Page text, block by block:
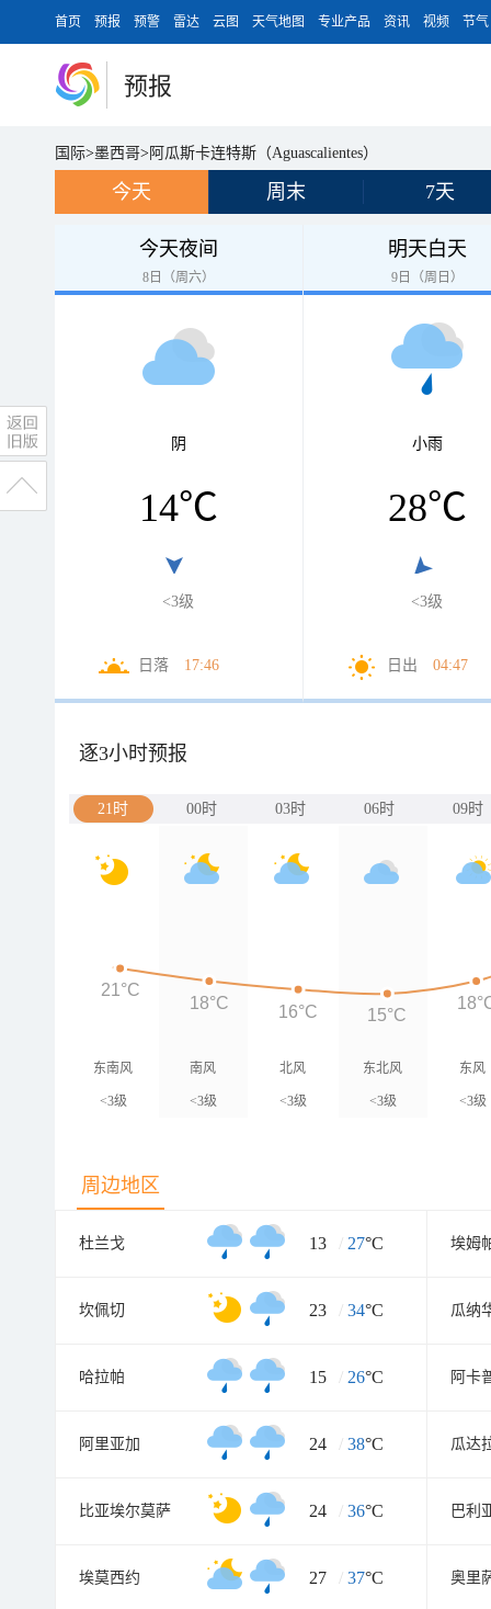
首页 预报 预警 雷达 云图 天气地图 专业产品 资讯 视频 节气
预报
国际>墨西哥> 阿瓜斯卡连特斯（Aguascalientes）
今天 周末 7天
今天夜间
8日（周六）
阴
14℃
<3级
日落 17:46
明天白天
9日（周日）
小雨
28℃
<3级
日出 04:47
逐3小时预报
21时 00时 03时 06时 09时
东南风
<3级
南风
<3级
北风
<3级
东北风
<3级
东风
<3级
21°C
18°C 16°C 15°C
周边地区
杜兰戈 13 / 27°C 埃姆
坎佩切 23 / 34°C 瓜纳
哈拉帕 15 / 26°C 阿卡
阿里亚加 24 / 38°C 瓜达
比亚埃尔莫萨 24 / 36°C 巴利
埃莫西约 27 / 37°C 奥里